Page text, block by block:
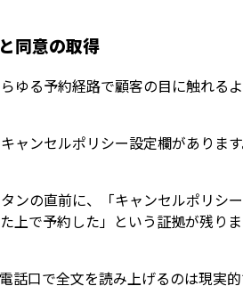
同意の取得
ゆる予約経路で顧客の目に触れる
ャンセルポリシー設定欄がありま
ンの直前に、「キャンセルポリシ
上で予約した」という証拠が残り
話口で全文を読み上げるのは現実